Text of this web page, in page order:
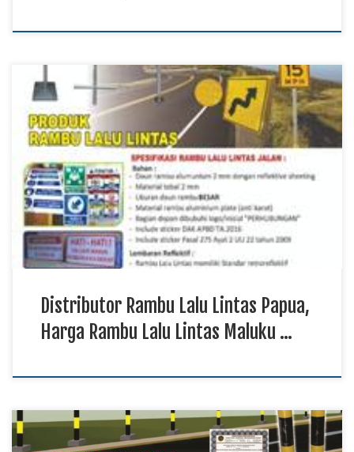
Distributor Rambu Lalu Lintas Papua, Harga Rambu Lalu
Lintas Maluku Utara, Produksi Rambu Lalu Lintas Kalimantan
TKDN E Katalog Rambu lalu lintas menjadi bagian penting
dalam mendukung komunikasi di jalan karena menyampaikan
informasi, petunjuk, larangan, dan peringatan kepada
pengguna kendaraan. Distributor rambu lalu lintas
menyediakan produk untuk berbagai kebutuhan proyek […]
Distributor Rambu Lalu Lintas Papua,
Harga Rambu Lalu Lintas Maluku …